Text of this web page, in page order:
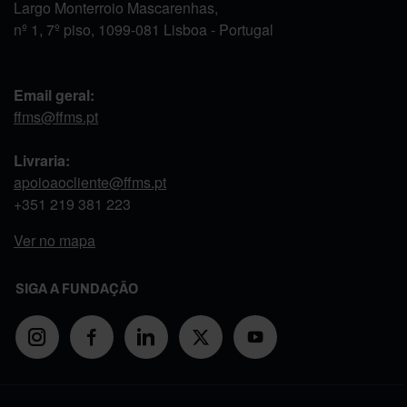
Largo Monterroio Mascarenhas,
nº 1, 7º piso, 1099-081 Lisboa - Portugal
Email geral:
ffms@ffms.pt
Livraria:
apoioaocliente@ffms.pt
+351 219 381 223
Ver no mapa
SIGA A FUNDAÇÃO